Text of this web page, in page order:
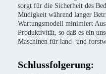
sorgt für die Sicherheit des
Müdigkeit während langer
Wartungsmodell minimiert
Produktivität, so daß es ein
Maschinen für land- und
Schlussfolgerung: